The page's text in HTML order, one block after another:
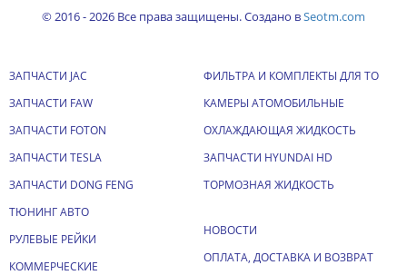
© 2016 - 2026 Все права защищены. Создано вSeotm.com
ЗАПЧАСТИ JAC
ЗАПЧАСТИ FAW
ЗАПЧАСТИ FOTON
ЗАПЧАСТИ TESLA
ЗАПЧАСТИ DONG FENG
ТЮНИНГ АВТО
РУЛЕВЫЕ РЕЙКИ
КОММЕРЧЕСКИЕ
ФИЛЬТРА И КОМПЛЕКТЫ ДЛЯ ТО
КАМЕРЫ АТОМОБИЛЬНЫЕ
ОХЛАЖДАЮЩАЯ ЖИДКОСТЬ
ЗАПЧАСТИ HYUNDAI HD
ТОРМОЗНАЯ ЖИДКОСТЬ
НОВОСТИ
ОПЛАТА, ДОСТАВКА И ВОЗВРАТ